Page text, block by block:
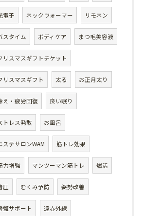
電子 ネックウォーマー リモネン
スタイム ボディケア まつ毛美容液
リスマスギフトチケット
リスマスギフト 太る お正月太り
え・疲労回復 良い眠り
トレス発散 お風呂
ステサロンWAM 筋トレ効果
力増強 マンツーマン筋トレ 燃活
圧 むくみ予防 姿勢改善
盤サポート 遠赤外線